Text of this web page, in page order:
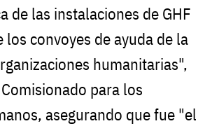
de las instalaciones de GHF
los convoyes de ayuda de la
humanitarias",
para los
asegurando que fue "el